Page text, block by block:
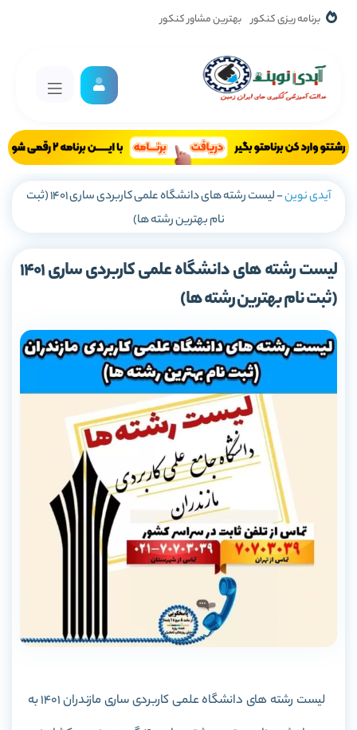
برنامه ریزی کنکور بهترین مشاور کنکور
آیدی نوین-
لیست رشته های دانشگاه علمی کاربردی ساری 1401 (ثبت
نام بهترین رشته ها)
لیست رشته های دانشگاه علمی کاربردی ساری 1401
(ثبت نام بهترین رشته ها)
لیست رشته های دانشگاه علمی کاربردی ساری مازندران 1401 به